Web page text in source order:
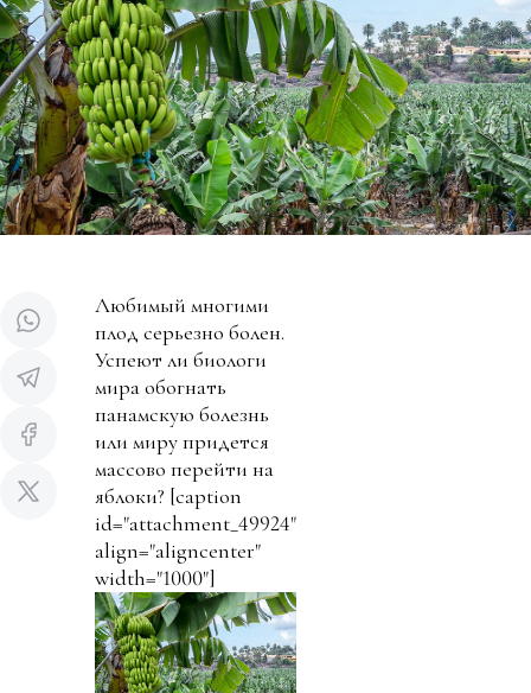
Любимый многими
плод серьезно болен.
Успеют ли биологи
мира обогнать
панамскую болезнь
или миру придется
массово перейти на
яблоки? [caption
id="attachment_49924"
align="aligncenter"
width="1000"]